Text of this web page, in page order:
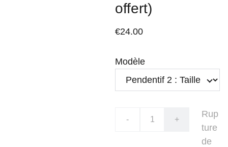
offert)
€24.00
Modèle
- +
Rup
ture
de